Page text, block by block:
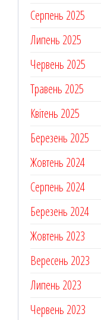
Серпень 2025
Липень 2025
Червень 2025
Травень 2025
Квітень 2025
Березень 2025
Жовтень 2024
Серпень 2024
Березень 2024
Жовтень 2023
Вересень 2023
Липень 2023
Червень 2023